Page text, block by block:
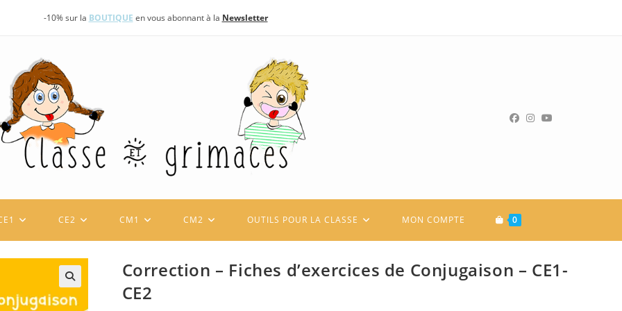
-10% sur la BOUTIQUE en vous abonnant à la Newsletter
CE2 CM1 CM2 OUTILS POUR LA CLASSE MON COMPTE 0
🔍
Correction – Fiches d’exercices de Conjugaison – CE1-
CE2